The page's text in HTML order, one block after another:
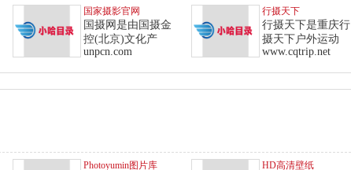
国家摄影官网
国摄网是由国摄金
控(北京)文化产
unpcn.com
行摄天下
行摄天下是重庆行
摄天下户外运动
www.cqtrip.net
Photoyumin图片库 HD高清壁纸